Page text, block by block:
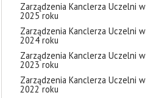
Zarządzenia Kanclerza Uczelni w
2025 roku
Zarządzenia Kanclerza Uczelni w
2024 roku
Zarządzenia Kanclerza Uczelni w
2023 roku
Zarządzenia Kanclerza Uczelni w
2022 roku